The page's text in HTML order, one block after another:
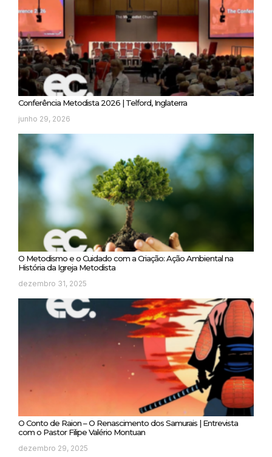
Conferência Metodista 2026 | Telford, Inglaterra
junho 29, 2026
O Metodismo e o Cuidado com a Criação: Ação Ambiental na
História da Igreja Metodista
dezembro 31, 2025
O Conto de Raion – O Renascimento dos Samurais | Entrevista
com o Pastor Filipe Valério Montuan
dezembro 29, 2025